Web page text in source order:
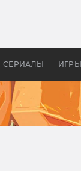
СЕРИАЛЫ ИГРЫ